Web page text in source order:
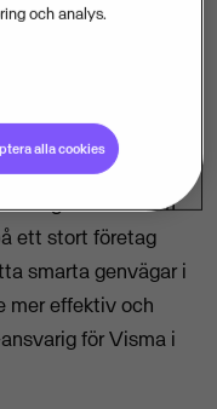
ett roligt sätt visa
och
Oavsett om
ett stort företag
smarta genvägar i
mer effektiv och
för Visma i
och analys.
alla cookies